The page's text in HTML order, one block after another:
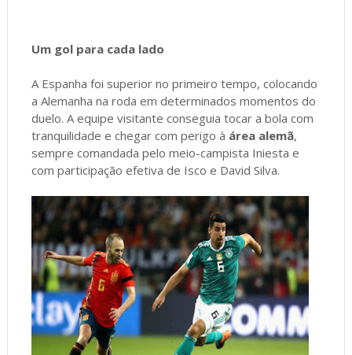
Um gol para cada lado
A Espanha foi superior no primeiro tempo, colocando
a Alemanha na roda em determinados momentos do
duelo. A equipe visitante conseguia tocar a bola com
tranquilidade e chegar com perigo à área alemã,
sempre comandada pelo meio-campista Iniesta e
com participação efetiva de Isco e David Silva.